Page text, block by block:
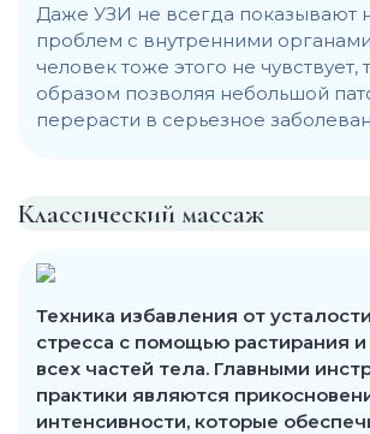
Даже УЗИ не всегда показывают
проблем с внутренними
человек тоже этого не чувствует,
образом позволяя небольшой
перерасти в серьезное
Классический массаж
Техника избавления от
стресса с помощью растирания
всех частей тела. Главными
практики являются
интенсивности, которые